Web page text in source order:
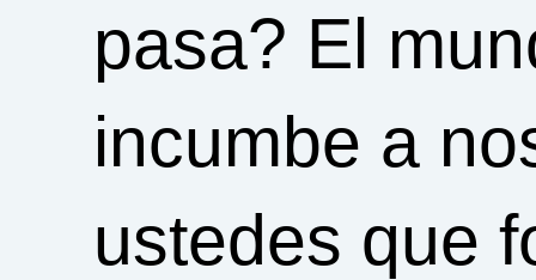
pasa? El
incumbe a
ustedes que